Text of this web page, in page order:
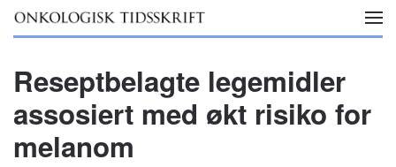
Reseptbelagte legemidler
assosiert med økt risiko for
melanom